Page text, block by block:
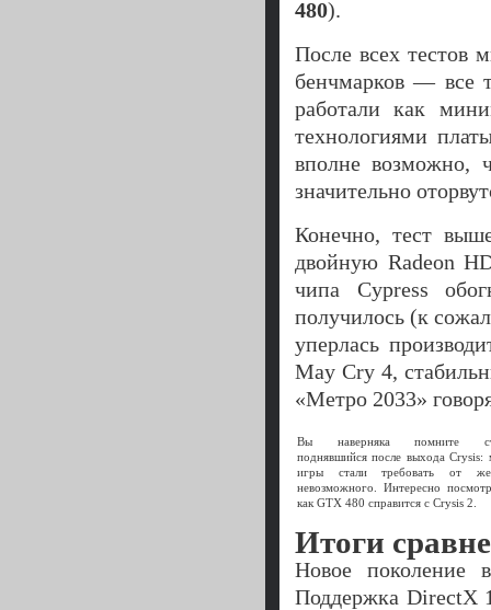
480).
После всех тестов
бенчмарков — все
работали как
технологиями
вполне возможно,
значительно
Конечно, тест
двойную Radeon
чипа Cypress
получилось (к
уперлась
May Cry 4,
«Метро 2033»
Вы наверняка помните
поднявшийся после выхода Crysis:
игры стали требовать от
невозможного. Интересно
как GTX 480 справится с Crysis 2.
Итоги
Новое поколение
Поддержка DirectX